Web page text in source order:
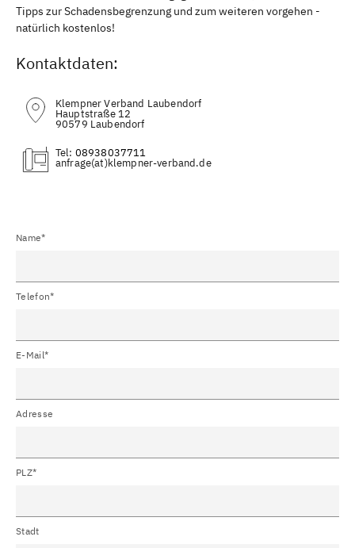
Tipps zur Schadensbegrenzung und zum weiteren vorgehen -
natürlich kostenlos!
Kontaktdaten:
Klempner Verband Laubendorf
Hauptstraße 12
90579 Laubendorf
Tel: 08938037711
(at)
Name*
Telefon*
E-Mail*
Adresse
PLZ*
Stadt